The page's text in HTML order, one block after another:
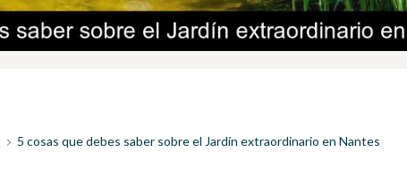
5 cosas que debes saber sobre el Jardín extraordinario en Nantes